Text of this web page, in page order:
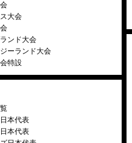
大会
ンド大会
ーランド大会
特設
本代表
本代表